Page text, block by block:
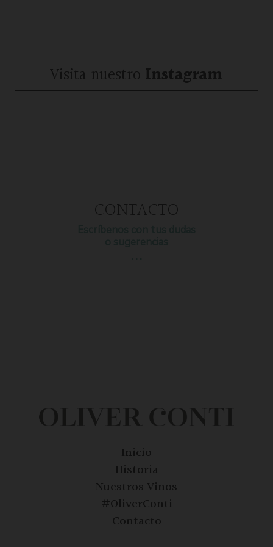
Visita nuestro Instagram
CONTACTO
Inicio
Historia
Nuestros Vinos
#OliverConti
Contacto